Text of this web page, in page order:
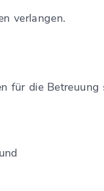
verlangen.
für die